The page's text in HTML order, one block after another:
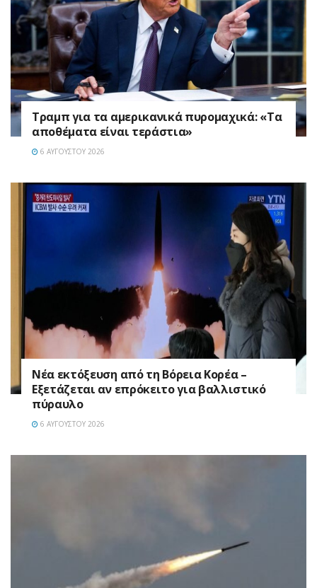
Τραμπ για τα αμερικανικά πυρομαχικά: «Τα
αποθέματα είναι τεράστια»
6 ΑΥΓΟΎΣΤΟΥ 2026
Νέα εκτόξευση από τη Βόρεια Κορέα –
Εξετάζεται αν επρόκειτο για βαλλιστικό
πύραυλο
6 ΑΥΓΟΎΣΤΟΥ 2026